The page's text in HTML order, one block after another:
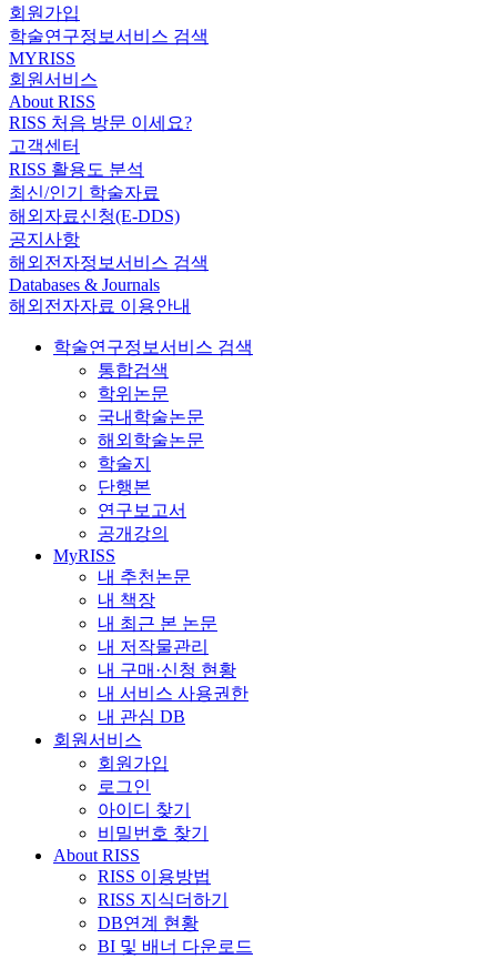
회원가입
학술연구정보서비스 검색
MYRISS
회원서비스
About RISS
RISS 처음 방문 이세요?
고객센터
RISS 활용도 분석
최신/인기 학술자료
해외자료신청(E-DDS)
공지사항
해외전자정보서비스 검색
Databases & Journals
해외전자자료 이용안내
학술연구정보서비스 검색
통합검색
학위논문
국내학술논문
해외학술논문
학술지
단행본
연구보고서
공개강의
MyRISS
내 추천논문
내 책장
내 최근 본 논문
내 저작물관리
내 구매·신청 현황
내 서비스 사용권한
내 관심 DB
회원서비스
회원가입
로그인
아이디 찾기
비밀번호 찾기
About RISS
RISS 이용방법
RISS 지식더하기
DB연계 현황
BI 및 배너 다운로드